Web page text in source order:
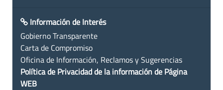
Información de Interés
Gobierno Transparente
Carta de Compromiso
Oficina de Información, Reclamos y Sugerencias
Política de Privacidad de la información de Página
WEB